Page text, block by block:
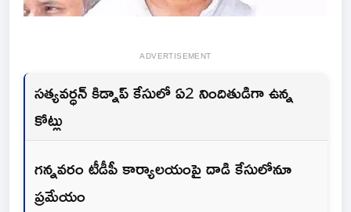
ADVERTISEMENT
సత్యవర్ధన్ కిడ్నాప్ కేసులో ఏ2 నిందితుడిగా ఉన్న
కోట్లు
గన్నవరం టీడీపీ కార్యాలయంపై దాడి కేసులోనూ
ప్రమేయం